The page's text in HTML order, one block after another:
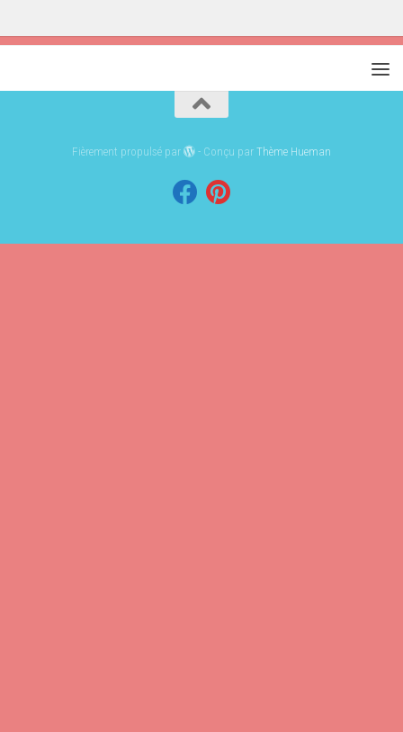
Fièrement propulsé par - Conçu parThème Hueman